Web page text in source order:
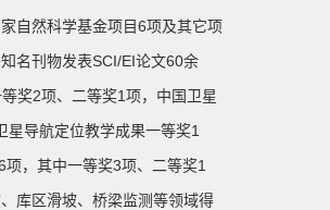
自然科学基金项目6项及其它项
名刊物发表SCI/EI论文60余
奖2项、二等奖1项，中国卫星
导航定位教学成果一等奖1
，其中一等奖3项、二等奖1
库区滑坡、桥梁监测等领域得